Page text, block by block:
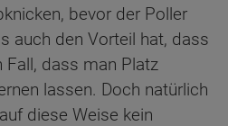
bevor der Poller
auch den Vorteil hat, dass
Fall, dass man Platz
lassen. Doch natürlich
diese Weise kein